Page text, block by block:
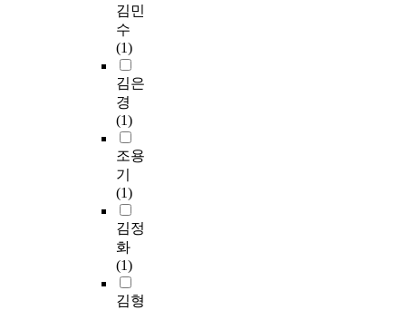
김민
수
(1)
김은
경
(1)
조용
기
(1)
김정
화
(1)
김형